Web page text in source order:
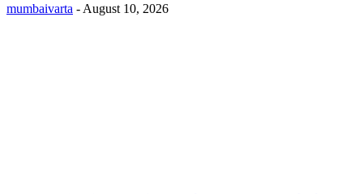
mumbaivarta - August 10, 2026